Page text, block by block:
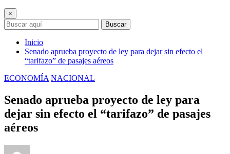
×
Buscar
Inicio
Senado aprueba proyecto de ley para dejar sin efecto el
“tarifazo” de pasajes aéreos
ECONOMÍA NACIONAL
Senado aprueba proyecto de ley para
dejar sin efecto el “tarifazo” de pasajes
aéreos